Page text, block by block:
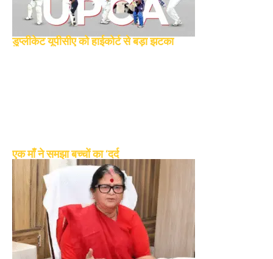
डुप्लीकेट यूपीसीए को हाईकोर्ट से बड़ा झटका
एक माँ ने समझा बच्चों का ‘दर्द